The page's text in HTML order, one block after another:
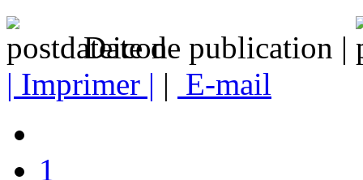
Date de publication |
| Imprimer | | E-mail
1